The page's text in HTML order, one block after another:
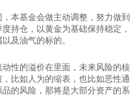
本基金会做主动调整，努力做到
持仓，以黄金为基础保持稳定，
及油气的标的。
性的溢价在里面，未来风险的核
比如人为的缩表，也比如恶性通
的风险，那将是大部分资产的系